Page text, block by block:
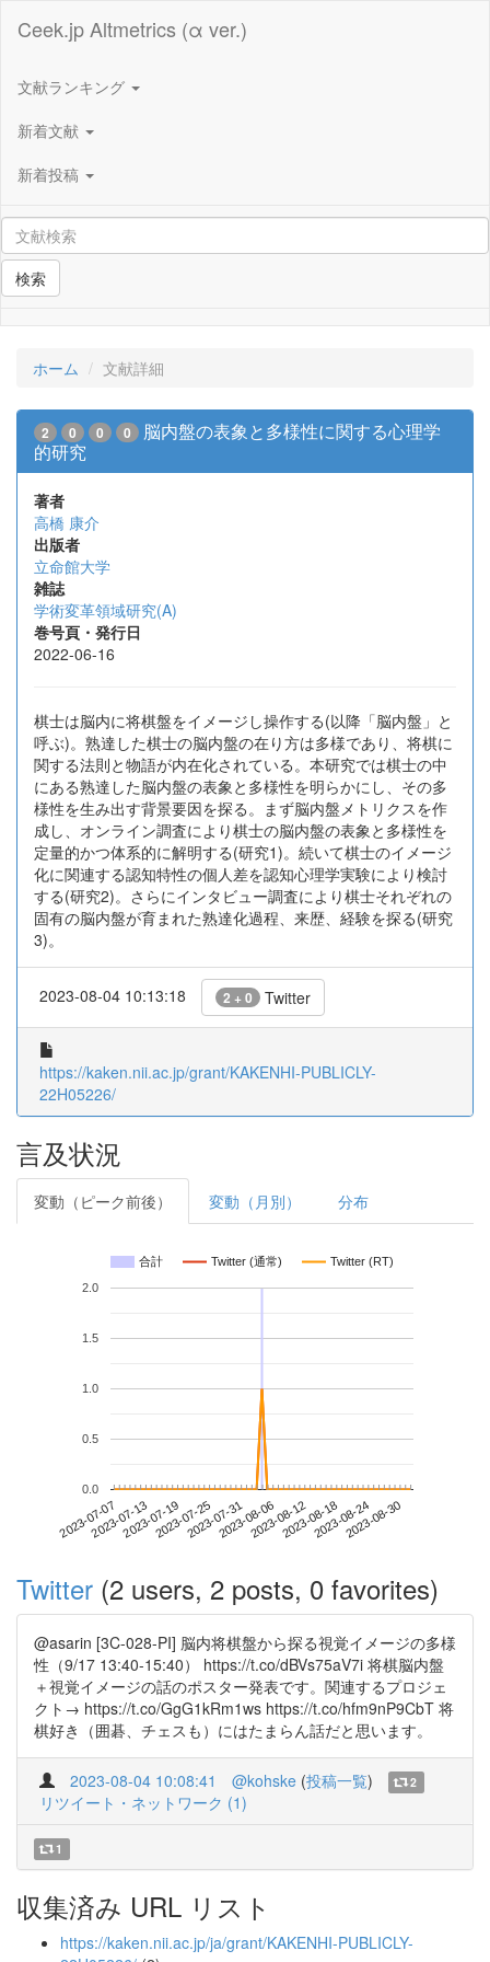
Ceek.jp Altmetrics (α ver.)
文献ランキング
新着文献
新着投稿
検索
ホーム 文献詳細
2 0 0 0
脳内盤の表象と多様性に関する心理学
的研究
著者
高橋 康介
出版者
立命館大学
雑誌
学術変革領域研究(A)
巻号頁・発行日
2022-06-16
棋士は脳内に将棋盤をイメージし操作する(以降「脳内盤」と
呼ぶ)。熟達した棋士の脳内盤の在り方は多様であり、将棋に
関する法則と物語が内在化されている。本研究では棋士の中
にある熟達した脳内盤の表象と多様性を明らかにし、その多
様性を生み出す背景要因を探る。まず脳内盤メトリクスを作
成し、オンライン調査により棋士の脳内盤の表象と多様性を
定量的かつ体系的に解明する(研究1)。続いて棋士のイメージ
化に関連する認知特性の個人差を認知心理学実験により検討
する(研究2)。さらにインタビュー調査により棋士それぞれの
固有の脳内盤が育まれた熟達化過程、来歴、経験を探る(研究
3)。
2023-08-04 10:13:18 2 + 0 Twitter
https://kaken.nii.ac.jp/grant/KAKENHI-PUBLICLY-
22H05226/
言及状況
変動（ピーク前後） 変動（月別） 分布
合計 Twitter (通常) Twitter (RT)
2023-07-072023-07-132023-07-192023-07-252023-07-312023-08-062023-08-122023-08-182023-08-242023-08-30
0.0
0.5
1.0
1.5
2.0
Twitter (2 users, 2 posts, 0 favorites)
@asarin [3C-028-PI] 脳内将棋盤から探る視覚イメージの多様
性（9/17 13:40-15:40） https://t.co/dBVs75aV7i 将棋脳内盤
＋視覚イメージの話のポスター発表です。関連するプロジェ
クト→ https://t.co/GgG1kRm1ws https://t.co/hfm9nP9CbT 将
棋好き（囲碁、チェスも）にはたまらん話だと思います。
2023-08-04 10:08:41 @kohske (投稿一覧) 2
リツイート・ネットワーク (1)
1
収集済み URL リスト
https://kaken.nii.ac.jp/ja/grant/KAKENHI-PUBLICLY-